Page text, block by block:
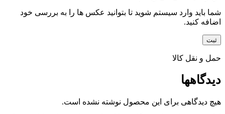
شما باید وارد سیستم شوید تا بتوانید عکس ها را به بررسی خود
اضافه کنید.
حمل و نقل کالا
دیدگاهها
هیچ دیدگاهی برای این محصول نوشته نشده است.